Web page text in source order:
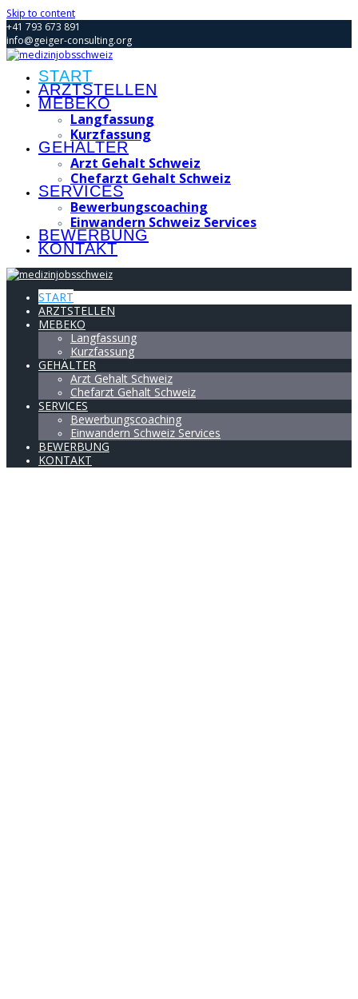
Skip to content
+41 793 673 891
info@geiger-consulting.org
START
ARZTSTELLEN
MEBEKO
Langfassung
Kurzfassung
GEHÄLTER
Arzt Gehalt Schweiz
Chefarzt Gehalt Schweiz
SERVICES
Bewerbungscoaching
Einwandern Schweiz Services
BEWERBUNG
KONTAKT
START
ARZTSTELLEN
MEBEKO
Langfassung
Kurzfassung
GEHÄLTER
Arzt Gehalt Schweiz
Chefarzt Gehalt Schweiz
SERVICES
Bewerbungscoaching
Einwandern Schweiz Services
BEWERBUNG
KONTAKT